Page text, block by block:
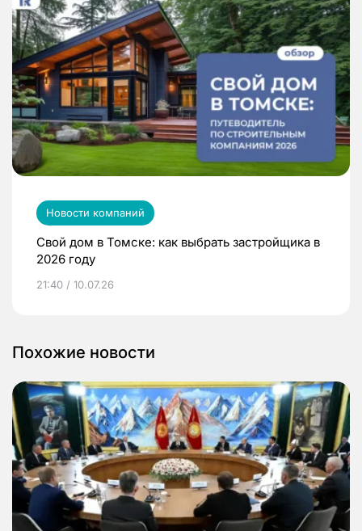
Новости компаний
Свой дом в Томске: как выбрать застройщика в
2026 году
21:40 / 10.07.26
Похожие новости